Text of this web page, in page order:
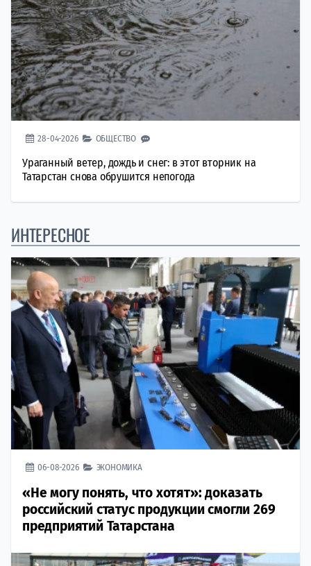
28-04-2026 ОБЩЕСТВО
Ураганный ветер, дождь и снег: в этот вторник на
Татарстан снова обрушится непогода
ИНТЕРЕСНОЕ
06-08-2026 ЭКОНОМИКА
«Не могу понять, что хотят»: доказать
российский статус продукции смогли 269
предприятий Татарстана